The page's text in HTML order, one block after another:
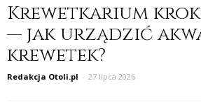
Krewetkarium
— jak urządzić
krewetek?
Redakcja Otoli.pl - 27 lipca 2026